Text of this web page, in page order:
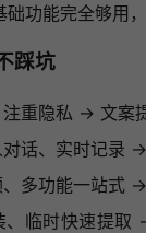
础功能完全够用
踩坑
注重隐私 → 文案
话、实时记录
、多功能一站式
、临时快速提取